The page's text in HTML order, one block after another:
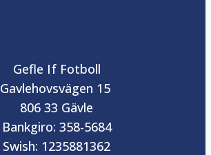
Gefle If Fotboll
Gavlehovsvägen 15
806 33 Gävle
Bankgiro: 358-5684
Swish: 1235881362